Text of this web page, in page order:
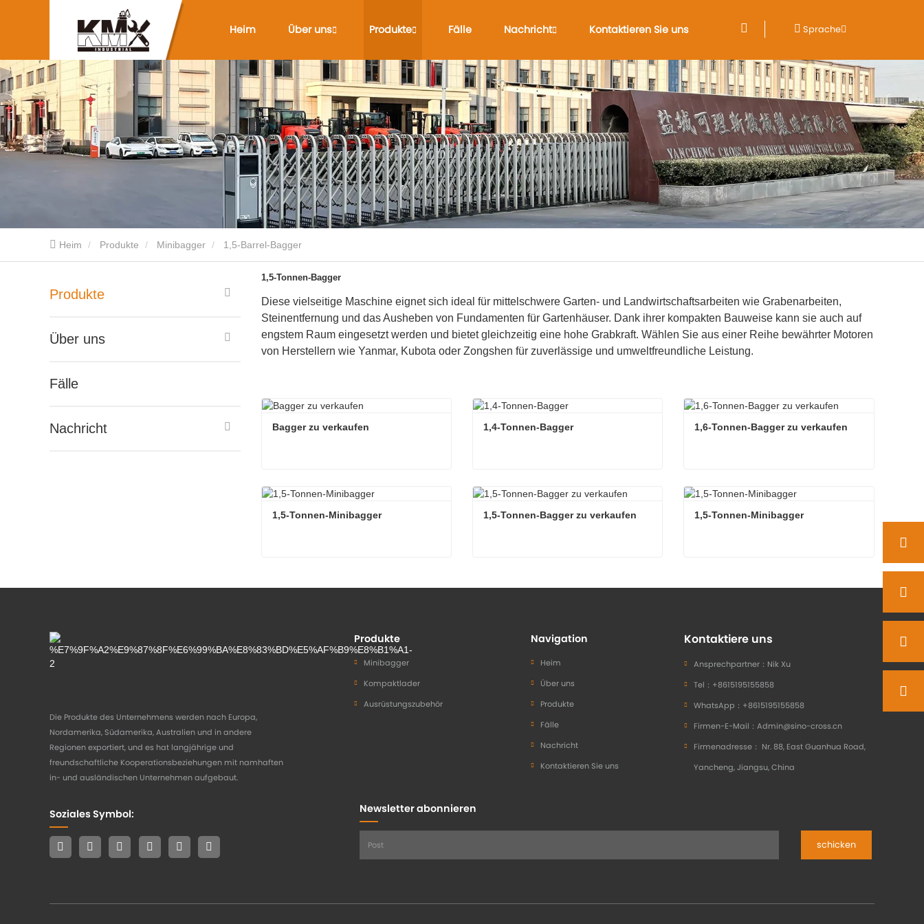
Heim Über uns Produkte Fälle Nachricht Kontaktieren Sie uns Sprache
Heim Produkte Minibagger 1,5-Barrel-Bagger
Produkte
Über uns
Fälle
Nachricht
1,5-Tonnen-Bagger
Diese vielseitige Maschine eignet sich ideal für mittelschwere Garten- und Landwirtschaftsarbeiten wie Grabenarbeiten,
Steinentfernung und das Ausheben von Fundamenten für Gartenhäuser. Dank ihrer kompakten Bauweise kann sie auch auf
engstem Raum eingesetzt werden und bietet gleichzeitig eine hohe Grabkraft. Wählen Sie aus einer Reihe bewährter Motoren
von Herstellern wie Yanmar, Kubota oder Zongshen für zuverlässige und umweltfreundliche Leistung.
Bagger zu verkaufen
Bagger zu verkaufen
1,4-Tonnen-Bagger
1,4-Tonnen-Bagger
1,6-Tonnen-Bagger zu verkaufen
1,5-Tonnen-Minibagger
Kontaktieren Sie mich jetzt
1,5-Tonnen-Bagger zu verkaufen
Kontaktieren Sie mich jetzt
1,5-Tonnen-Minibagger
Kontaktieren Sie mich jetzt
Die Produkte des Unternehmens werden nach Europa,
Nordamerika, Südamerika, Australien und in andere
Regionen exportiert, und es hat langjährige und
freundschaftliche Kooperationsbeziehungen mit namhaften
in- und ausländischen Unternehmen aufgebaut.
Produkte
Minibagger
Kompaktlader
Ausrüstungszubehör
Navigation
Heim
Über uns
Produkte
Fälle
Nachricht
Kontaktieren Sie uns
Kontaktiere uns
Ansprechpartner： Nik Xu
Tel： +8615195155858
WhatsApp： +8615195155858
Firmen-E-Mail： Admin@sino-cross.cn
Firmenadresse： Nr. 88, East Guanhua Road,
Yancheng, Jiangsu, China
Soziales Symbol: Newsletter abonnieren
schicken